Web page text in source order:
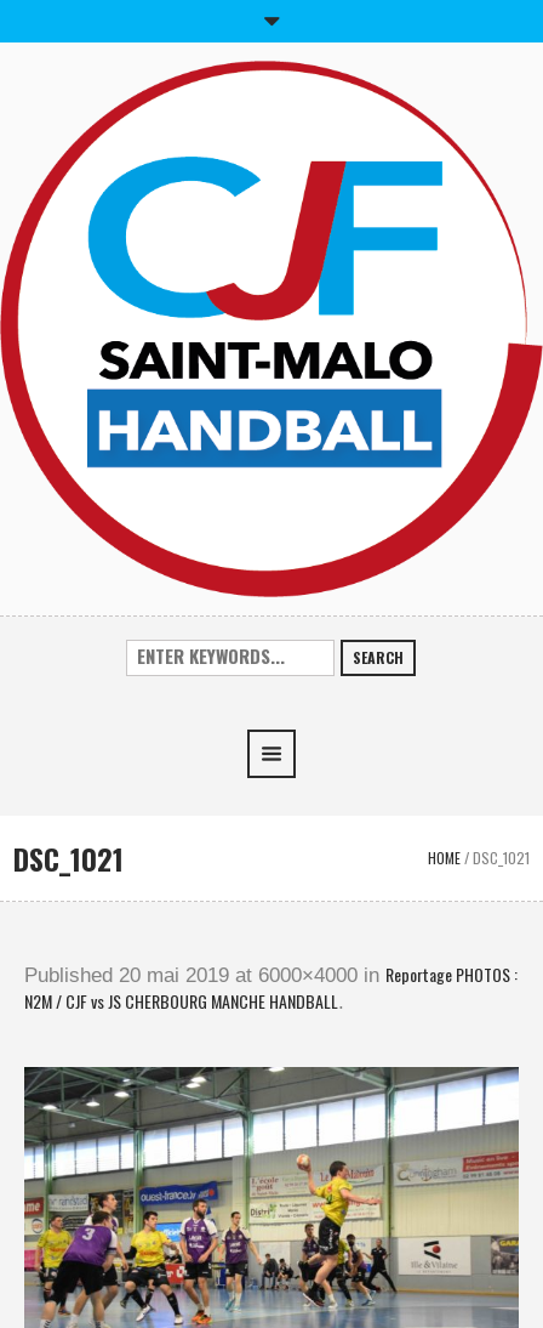
SEARCH
DSC_1021 HOME/DSC_1021
Published 20 mai 2019 at 6000×4000 in Reportage PHOTOS :
N2M / CJF vs JS CHERBOURG MANCHE HANDBALL .